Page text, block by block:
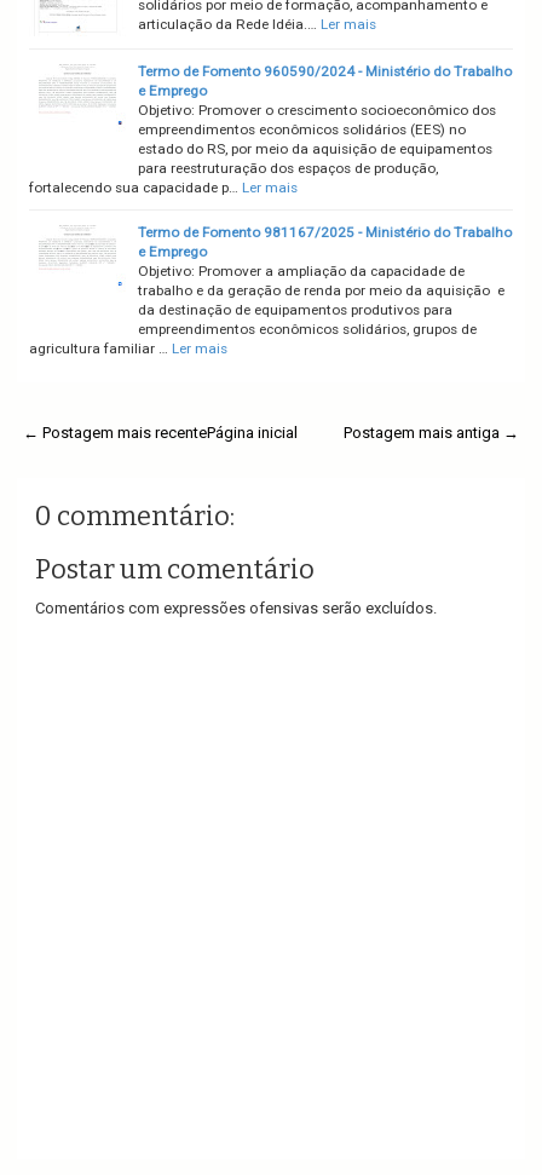
solidários por meio de formação, acompanhamento e
articulação da Rede Idéia.… Ler mais
Termo de Fomento 960590/2024 - Ministério do Trabalho
e Emprego
Objetivo: Promover o crescimento socioeconômico dos
empreendimentos econômicos solidários (EES) no
estado do RS, por meio da aquisição de equipamentos
para reestruturação dos espaços de produção,
fortalecendo sua capacidade p… Ler mais
Termo de Fomento 981167/2025 - Ministério do Trabalho
e Emprego
Objetivo: Promover a ampliação da capacidade de
trabalho e da geração de renda por meio da aquisição e
da destinação de equipamentos produtivos para
empreendimentos econômicos solidários, grupos de
agricultura familiar … Ler mais
← Postagem mais recente Postagem mais antiga →
Página inicial
0 commentário:
Postar um comentário
Comentários com expressões ofensivas serão excluídos.